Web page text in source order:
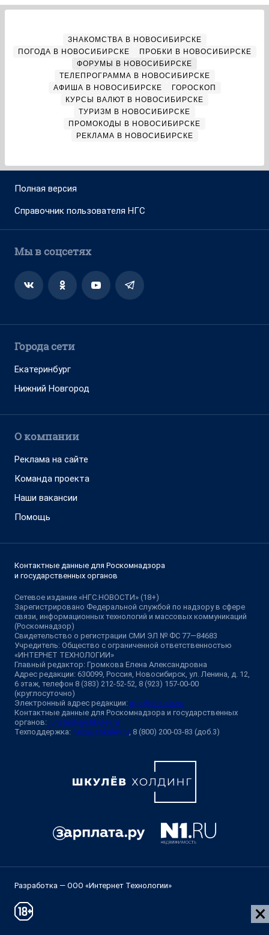
ЗНАКОМСТВА В НОВОСИБИРСКЕ
ПОГОДА В НОВОСИБИРСКЕ
ПРОБКИ В НОВОСИБИРСКЕ
ФОРУМЫ В НОВОСИБИРСКЕ
ТЕЛЕПРОГРАММА В НОВОСИБИРСКЕ
АФИША В НОВОСИБИРСКЕ
ГОРОСКОП
КУРСЫ ВАЛЮТ В НОВОСИБИРСКЕ
ТУРИЗМ В НОВОСИБИРСКЕ
ПРОМОКОДЫ В НОВОСИБИРСКЕ
РЕКЛАМА В НОВОСИБИРСКЕ
Полная версия
Справочник пользователя НГС
Мы в соцсетях
Города сети
Екатеринбург
Нижний Новгород
О компании
Реклама на сайте
Команда проекта
Наши вакансии
Помощь
Контактные данные для Роскомнадзора
и государственных органов
Сетевое издание «НГС.НОВОСТИ» (18+)
Зарегистрировано Федеральной службой по надзору в сфере
связи, информационных технологий и массовых коммуникаций
(Роскомнадзор)
Свидетельство о регистрации СМИ ЭЛ № ФС 77—84683
Учредитель: Общество с ограниченной ответственностью
«ИНТЕРНЕТ ТЕХНОЛОГИИ»
Главный редактор: Громкова Елена Александровна
Адрес редакции: 630099, Россия, Новосибирск, ул. Ленина, д. 12,
6 этаж, телефон 8 (383) 212-52-52, 8 (923) 157-00-00
(круглосуточно)
Электронный адрес редакции: ngs@shkulev.ru
Контактные данные для Роскомнадзора и государственных
органов: juristnsk@shkulev.ru
Техподдержка: help@shkulev.ru , 8 (800) 200-03-83 (доб.3)
Разработка — ООО «Интернет Технологии»